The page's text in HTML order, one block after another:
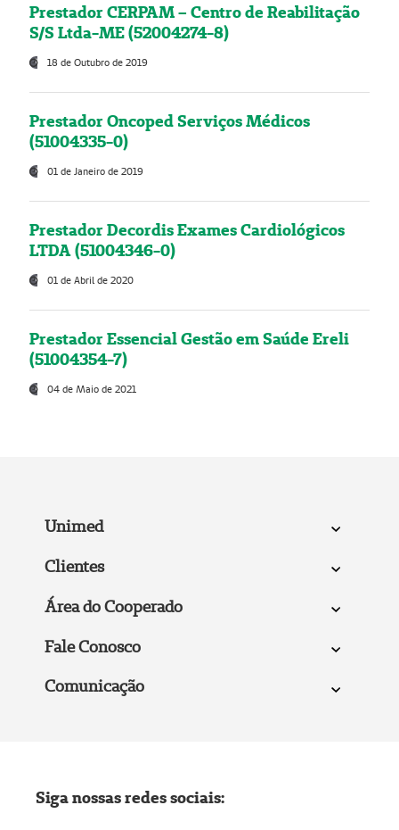
Prestador CERPAM – Centro de Reabilitação
S/S Ltda-ME (52004274-8)
18 de Outubro de 2019
Prestador Oncoped Serviços Médicos
(51004335-0)
01 de Janeiro de 2019
Prestador Decordis Exames Cardiológicos
LTDA (51004346-0)
01 de Abril de 2020
Prestador Essencial Gestão em Saúde Ereli
(51004354-7)
04 de Maio de 2021
Unimed
Clientes
Área do Cooperado
Fale Conosco
Comunicação
Siga nossas redes sociais: